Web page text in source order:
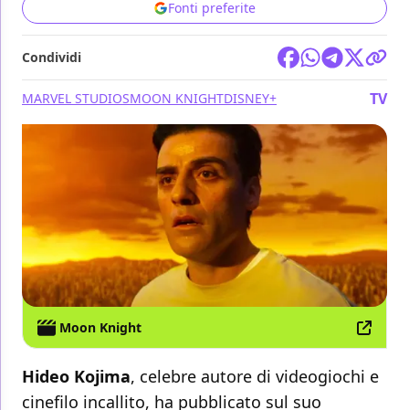
Fonti preferite
Condividi
MARVEL STUDIOSMOON KNIGHTDISNEY+ TV
Moon Knight
Hideo Kojima, celebre autore di videogiochi e
cinefilo incallito, ha pubblicato sul suo